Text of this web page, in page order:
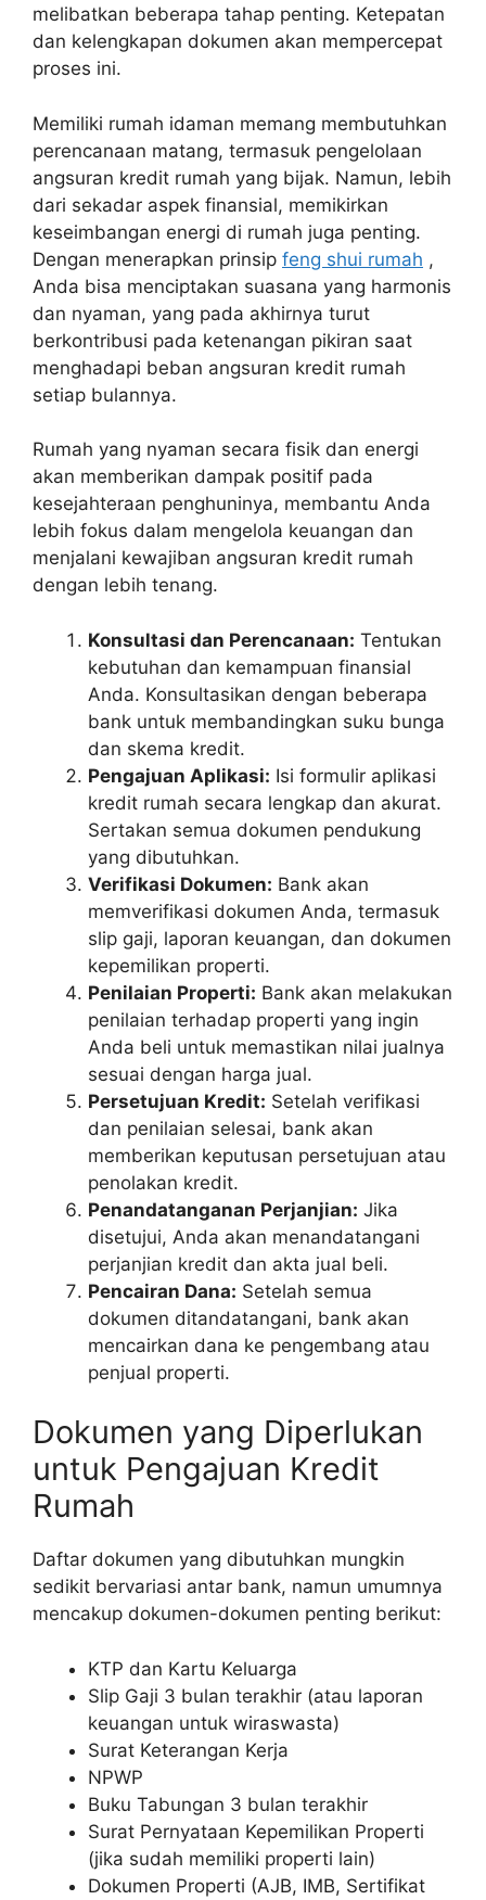
melibatkan beberapa tahap penting. Ketepatan
dan kelengkapan dokumen akan mempercepat
proses ini.
Memiliki rumah idaman memang membutuhkan
perencanaan matang, termasuk pengelolaan
angsuran kredit rumah yang bijak. Namun, lebih
dari sekadar aspek finansial, memikirkan
keseimbangan energi di rumah juga penting.
Dengan menerapkan prinsip feng shui rumah ,
Anda bisa menciptakan suasana yang harmonis
dan nyaman, yang pada akhirnya turut
berkontribusi pada ketenangan pikiran saat
menghadapi beban angsuran kredit rumah
setiap bulannya.
Rumah yang nyaman secara fisik dan energi
akan memberikan dampak positif pada
kesejahteraan penghuninya, membantu Anda
lebih fokus dalam mengelola keuangan dan
menjalani kewajiban angsuran kredit rumah
dengan lebih tenang.
Konsultasi dan Perencanaan: Tentukan
kebutuhan dan kemampuan finansial
Anda. Konsultasikan dengan beberapa
bank untuk membandingkan suku bunga
dan skema kredit.
Pengajuan Aplikasi: Isi formulir aplikasi
kredit rumah secara lengkap dan akurat.
Sertakan semua dokumen pendukung
yang dibutuhkan.
Verifikasi Dokumen: Bank akan
memverifikasi dokumen Anda, termasuk
slip gaji, laporan keuangan, dan dokumen
kepemilikan properti.
Penilaian Properti: Bank akan melakukan
penilaian terhadap properti yang ingin
Anda beli untuk memastikan nilai jualnya
sesuai dengan harga jual.
Persetujuan Kredit: Setelah verifikasi
dan penilaian selesai, bank akan
memberikan keputusan persetujuan atau
penolakan kredit.
Penandatanganan Perjanjian: Jika
disetujui, Anda akan menandatangani
perjanjian kredit dan akta jual beli.
Pencairan Dana: Setelah semua
dokumen ditandatangani, bank akan
mencairkan dana ke pengembang atau
penjual properti.
Dokumen yang Diperlukan
untuk Pengajuan Kredit
Rumah
Daftar dokumen yang dibutuhkan mungkin
sedikit bervariasi antar bank, namun umumnya
mencakup dokumen-dokumen penting berikut:
KTP dan Kartu Keluarga
Slip Gaji 3 bulan terakhir (atau laporan
keuangan untuk wiraswasta)
Surat Keterangan Kerja
NPWP
Buku Tabungan 3 bulan terakhir
Surat Pernyataan Kepemilikan Properti
(jika sudah memiliki properti lain)
Dokumen Properti (AJB, IMB, Sertifikat